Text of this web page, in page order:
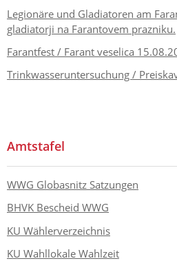
Legionäre und Gladiatoren am
gladiatorji na Farantovem prazniku.
Farantfest / Farant veselica
Trinkwasseruntersuchung /
Amtstafel
WWG Globasnitz Satzungen
BHVK Bescheid WWG
KU Wählerverzeichnis
KU Wahllokale Wahlzeit